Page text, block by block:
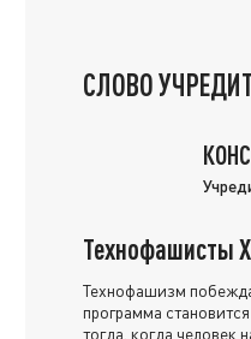
СЛОВО
Технофашисты
Технофашизм
программа
тогда, когда человек